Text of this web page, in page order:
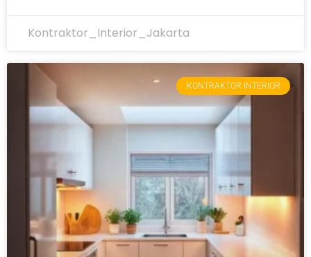
Kontraktor_Interior_Jakarta
KONTRAKTOR INTERIOR